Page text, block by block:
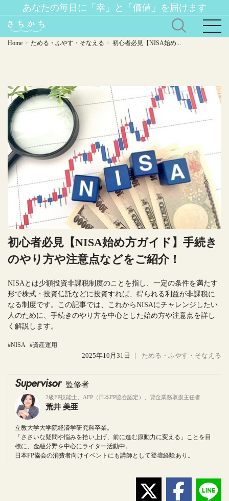
Home > ためる・ふやす・そなえる > 初心者必見【NISA始め...
初心者必見【NISA始め方ガイド】手続き
のやり方や注意点などをご紹介！
NISAとは少額投資非課税制度のことを指し、一定の条件を満たす
形で株式・投資信託などに投資すれば、得られる利益が非課税に
なる制度です。この記事では、これからNISAにチャレンジしたい
人のために、手続きのやり方を中心とした始め方や注意点を詳し
く解説します。
#NISA #資産運用
2025年10月31日 ｜ ためる・ふやす・そなえる
Supervisor 監修者
2級FP技能士、AFP（日本FP協会認定）、貸金業務取扱主任者
荒井 美亜
立教大学大学院経済学研究科卒業。
「ささいな疑問や悩みを拾い上げ、前に進む原動力に変える」ことを目
標に、金融分野を中心にライター活動中。
日本FP協会の消費者向けイベントにも講師として登壇経験あり。